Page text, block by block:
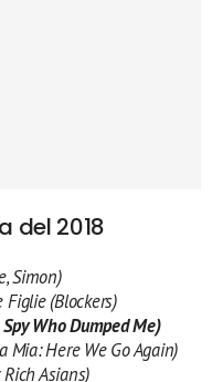
del 2018
Simon)
(Blockers)
Who Dumped Me)
Here We Go Again)
Asians)